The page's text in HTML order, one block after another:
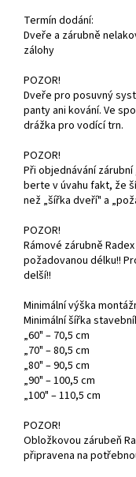
Termín dodání:
Dveře a zárubně
zálohy
POZOR!
Dveře pro posuvný
panty ani kování. Ve
drážka pro vodící trn.
POZOR!
Při objednávání
berte v úvahu fakt, že
než „šířka dveří" a
POZOR!
Rámové zárubně
požadovanou délku!!
delší!!
Minimální výška
Minimální šířka
„60" – 70,5 cm
„70" – 80,5 cm
„80" – 90,5 cm
„90" – 100,5 cm
„100" – 110,5 cm
POZOR!
Obložkovou zárubeň
připravena na